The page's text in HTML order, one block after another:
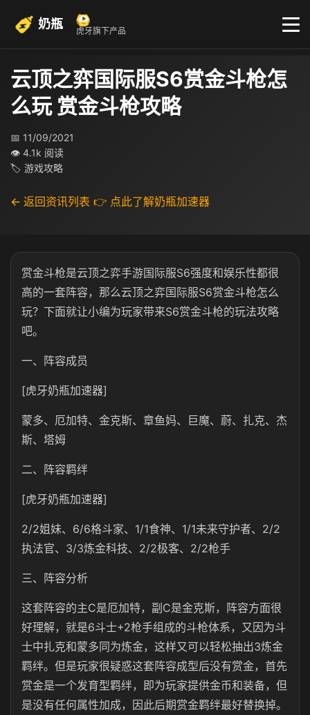
奶瓶 虎牙旗下产品
云顶之弈国际服S6赏金斗枪怎
么玩 赏金斗枪攻略
📅 11/09/2021
👁 4.1k 阅读
🏷 游戏攻略
← 返回资讯列表 👉 点此了解奶瓶加速器
赏金斗枪是云顶之弈手游国际服S6强度和娱乐性都很
高的一套阵容，那么云顶之弈国际服S6赏金斗枪怎么
玩？下面就让小编为玩家带来S6赏金斗枪的玩法攻略
吧。
一、阵容成员
[虎牙奶瓶加速器]
蒙多、厄加特、金克斯、章鱼妈、巨魔、蔚、扎克、杰
斯、塔姆
二、阵容羁绊
[虎牙奶瓶加速器]
2/2姐妹、6/6格斗家、1/1食神、1/1未来守护者、2/2
执法官、3/3炼金科技、2/2极客、2/2枪手
三、阵容分析
这套阵容的主C是厄加特，副C是金克斯，阵容方面很
好理解，就是6斗士+2枪手组成的斗枪体系，又因为斗
士中扎克和蒙多同为炼金，这样又可以轻松抽出3炼金
羁绊。但是玩家很疑惑这套阵容成型后没有赏金，首先
赏金是一个发育型羁绊，即为玩家提供金币和装备，但
是没有任何属性加成，因此后期赏金羁绊最好替换掉。